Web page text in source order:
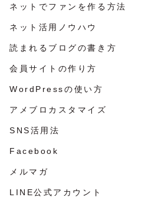
ネットでファンを作る方法
ネット活用ノウハウ
読まれるブログの書き方
会員サイトの作り方
WordPressの使い方
アメブロカスタマイズ
SNS活用法
Facebook
メルマガ
LINE公式アカウント